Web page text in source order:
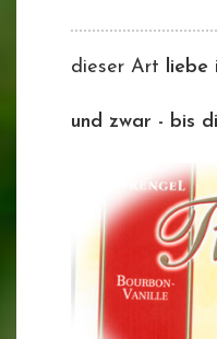
dieser Art liebe
und zwar - bis